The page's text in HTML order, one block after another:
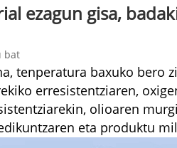
ezagun gisa,
bat
tenperatura baxuko bero
erresistentziaren,
olioaren
eta produktu